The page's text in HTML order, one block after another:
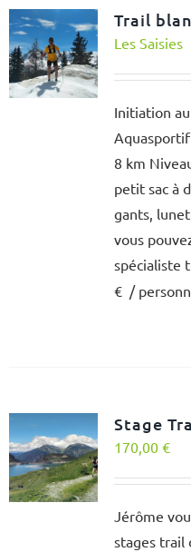
Trail
Les Saisies
Initiation
8 km
petit sac à
gants,
vous
spécialiste
€ /
Stage
170,00 €
Jérôme
stages trail